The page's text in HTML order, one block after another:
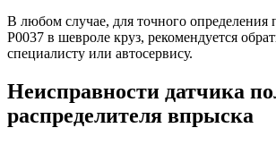
В любом случае, для точного
P0037 в шевроле круз, рекомендуется
специалисту или автосервису.
Неисправности датчика
распределителя впрыска